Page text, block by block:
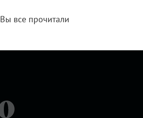
Вы все прочитали